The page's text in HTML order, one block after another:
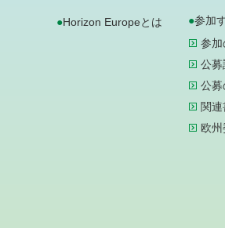
Horizon Europeとは
参加
参加
公募
公募
関
欧